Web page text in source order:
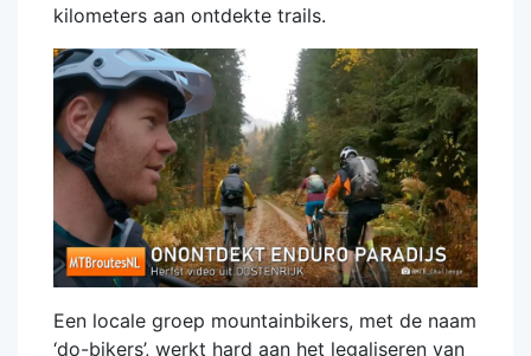
kilometers aan ontdekte trails.
Een locale groep mountainbikers, met de naam
‘do-bikers’, werkt hard aan het legaliseren van